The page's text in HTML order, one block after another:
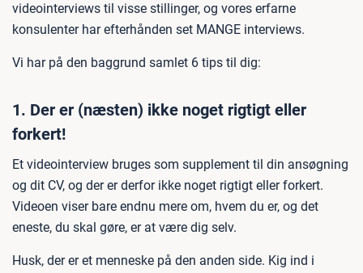
videointerviews til visse stillinger, og vores erfarne
konsulenter har efterhånden set MANGE interviews.
Vi har på den baggrund samlet 6 tips til dig:
1. Der er (næsten) ikke noget rigtigt eller
forkert!
Et videointerview bruges som supplement til din ansøgning
og dit CV, og der er derfor ikke noget rigtigt eller forkert.
Videoen viser bare endnu mere om, hvem du er, og det
eneste, du skal gøre, er at være dig selv.
Husk, der er et menneske på den anden side. Kig ind i